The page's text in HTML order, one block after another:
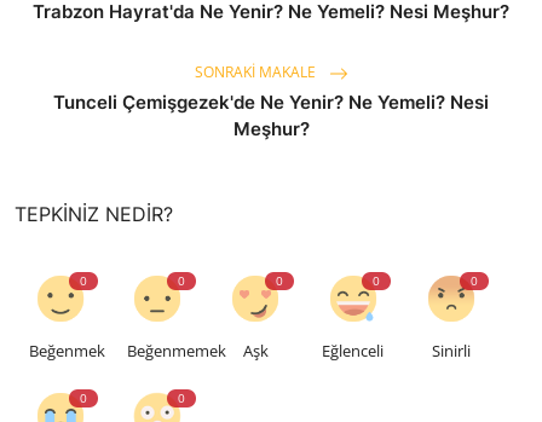
Trabzon Hayrat'da Ne Yenir? Ne Yemeli? Nesi Meşhur?
SONRAKI MAKALE
Tunceli Çemişgezek'de Ne Yenir? Ne Yemeli? Nesi
Meşhur?
TEPKINIZ NEDIR?
0
Beğenmek
0
Beğenmemek
0
Aşk
0
Eğlenceli
0
Sinirli
0 0